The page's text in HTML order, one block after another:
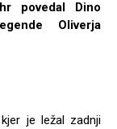
povedal Dino
Oliverja
je ležal zadnji